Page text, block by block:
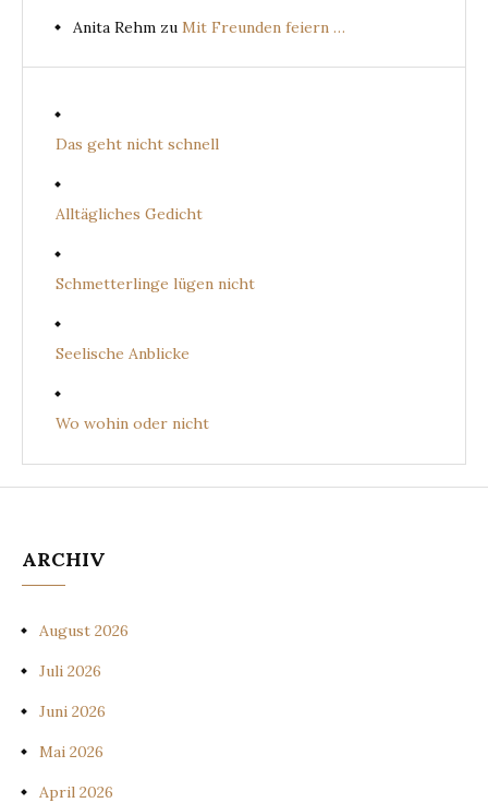
Anita Rehm zu Mit Freunden feiern …
Das geht nicht schnell
Alltägliches Gedicht
Schmetterlinge lügen nicht
Seelische Anblicke
Wo wohin oder nicht
ARCHIV
August 2026
Juli 2026
Juni 2026
Mai 2026
April 2026